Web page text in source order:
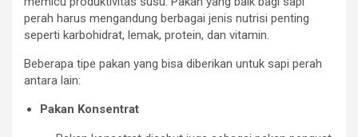
perah harus mengandung berbagai jenis nutrisi penting
seperti karbohidrat, lemak, protein, dan vitamin.
Beberapa tipe pakan yang bisa diberikan untuk sapi perah
antara lain:
Pakan Konsentrat